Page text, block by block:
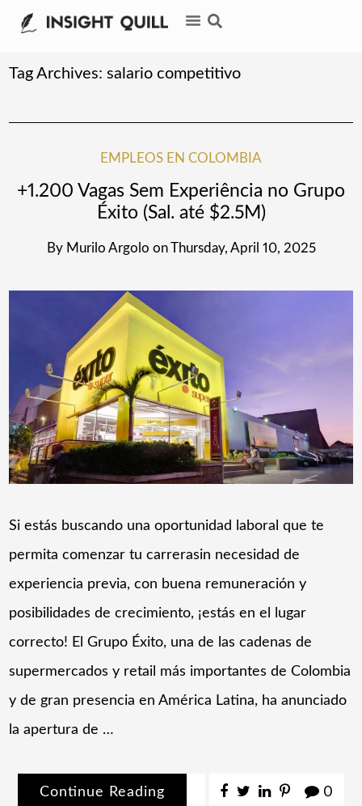
Tag Archives:salario competitivo
EMPLEOS EN COLOMBIA
+1.200 Vagas Sem Experiência no Grupo
Éxito (Sal. até $2.5M)
By Murilo Argolo on Thursday, April 10, 2025
Si estás buscando una oportunidad laboral que te
permita comenzar tu carrerasin necesidad de
experiencia previa, con buena remuneración y
posibilidades de crecimiento, ¡estás en el lugar
correcto! El Grupo Éxito, una de las cadenas de
supermercados y retail más importantes de Colombia
y de gran presencia en América Latina, ha anunciado
la apertura de …
Continue Reading 0